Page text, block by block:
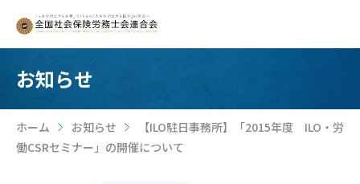
お知らせ
ホーム >
お知らせ
【ILO駐日事務所】「2015年度 ILO・労
働CSRセミナー」の開催について